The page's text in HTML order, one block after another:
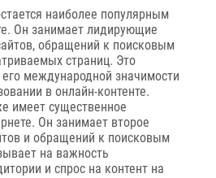
наиболее популярным
Он занимает лидирующие
обращений к поисковым
страниц. Это
его международной значимости
в онлайн-контенте.
имеет существенное
Он занимает второе
и обращений к поисковым
на важность
и спрос на контент на